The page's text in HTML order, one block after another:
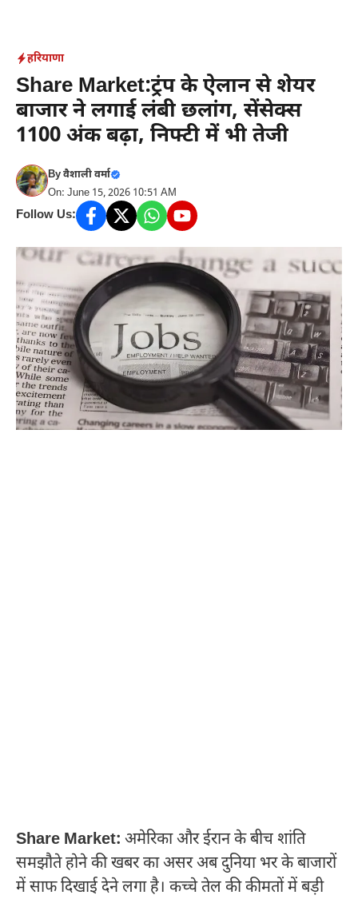
content
हरियाणा
Share Market:ट्रंप के ऐलान से शेयर
बाजार ने लगाई लंबी छलांग, सेंसेक्स
1100 अंक बढ़ा, निफ्टी में भी तेजी
Byवैशाली वर्मा
On: June 15, 2026 10:51 AM
Follow Us:
Share Market: अमेरिका और ईरान के बीच शांति
समझौते होने की खबर का असर अब दुनिया भर के बाजारों
में साफ दिखाई देने लगा है। कच्चे तेल की कीमतों में बड़ी